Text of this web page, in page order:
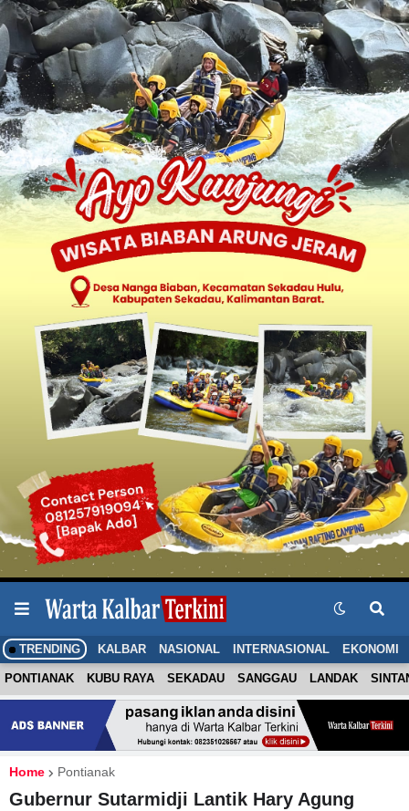
TRENDING KALBAR NASIONAL INTERNASIONAL EKONOMI
PONTIANAK KUBU RAYA SEKADAU SANGGAU LANDAK
Home Pontianak
Gubernur Sutarmidji Lantik Hary Agung